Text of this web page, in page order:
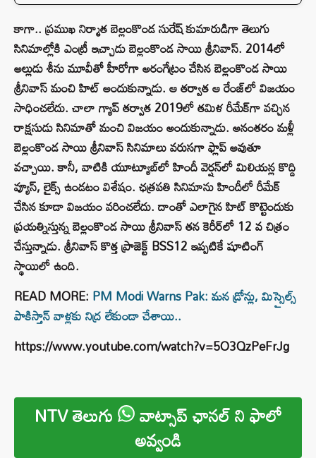
కాగా.. ప్రముఖ నిర్మాత బెల్లంకొండ సురేష్ కుమారుడిగా తెలుగు
సినిమాల్లోకి ఎంట్రీ ఇచ్చాడు బెల్లంకొండ సాయి శ్రీనివాస్. 2014లో
అల్లుడు శీను మూవీతో హీరోగా అరంగేట్రం చేసిన బెల్లంకొండ సాయి
శ్రీనివాస్ మంచి హిట్ అందుకున్నాడు. ఆ తర్వాత ఆ రేంజ్‌లో విజయం
సాధించలేదు. చాలా గ్యాప్ తర్వాత 2019లో తమిళ రీమేక్‌గా వచ్చిన
రాక్షసుడు సినిమాతో మంచి విజయం అందుకున్నాడు. అనంతరం మళ్లీ
బెల్లంకొండ సాయి శ్రీనివాస్ సినిమాలు వరుసగా ఫ్లాప్ అవుతూ
వచ్చాయి. కానీ, వాటికి యూట్యూబ్‌లో హిందీ వెర్షన్‌లో మిలియన్ల కొద్ది
వ్యూస్, లైక్స్ ఉండటం విశేషం. ఛత్రపతి సినిమాను హిందీలో రీమేక్
చేసిన కూడా విజయం వరించలేదు. దాంతో ఎలాగైన హిట్ కొట్టెందుకు
ప్రయత్నిస్తున్న బెల్లంకొండ సాయి శ్రీనివాస్ తన కెరీర్‌లో 12 వ చిత్రం
చేస్తున్నాడు. శ్రీనివాస్ కొత్త ప్రాజెక్ట్ BSS12 ఇప్పటికే షూటింగ్
స్థాయిలో ఉంది.
READ MORE: PM Modi Warns Pak: మన డ్రోన్లు, మిస్సైల్స్
పాకిస్తాన్ వాళ్లకు నిద్ర లేకుండా చేశాయి..
https://www.youtube.com/watch?v=5O3QzPeFrJg
NTV తెలుగు వాట్సాప్ ఛానల్ ని ఫాలో
అవ్వండి